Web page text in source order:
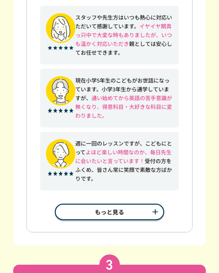
スタッフや先生方はいつも熱心に対応い
ただいて感謝しています。 イヤイヤ期真
っ只中で大変な時もありましたが、いつ
も温かく対応いただき親としては安心し
てお任せできます。
現在小学5年生のこどもがお世話になっ
ています。小学3年生から通学していま
すが、 通い始めてから英語の苦手意識が
無くなり、得意科目・大好きな科目に変
わりました。
週に一回のレッスンですが、こどもにと
ってよほど楽しい時間なのか、毎日先生
に会いたいと言っています！ 受付の方を
ふくめ、皆さん常に笑顔で素敵な方ばか
りです。
もっと見る